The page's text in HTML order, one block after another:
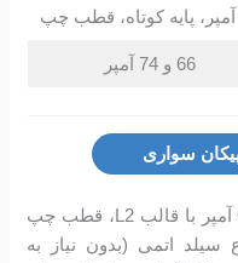
66 و 74 آمپر
سواری
باتری فابریک پیکان سواری، باتری 60 آمپر با قالب L2، قطب چپ
سیلد اتمی (بدون نیاز به